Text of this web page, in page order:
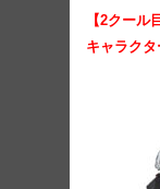
【2クー
キャラクタ